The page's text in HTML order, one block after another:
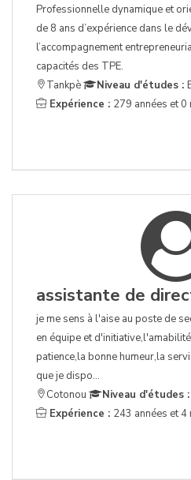
Professionnelle dynamique et
de 8 ans d’expérience dans le
l’accompagnement
capacités des TPE.
Tankpè
Niveau d'études :
Expérience : 279 années et 0
assistante de
je me sens à l'aise au poste de
en équipe et
patience,la bonne humeur,la
que je dispo...
Cotonou
Niveau d'études :
Expérience : 243 années et 4